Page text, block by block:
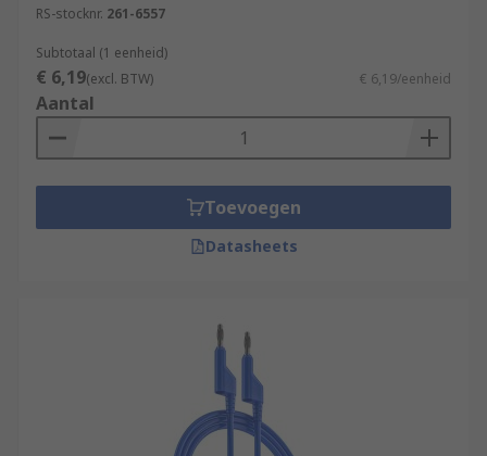
RS-stocknr. 261-6557
Subtotaal (1 eenheid)
€ 6,19(excl. BTW) € 6,19/eenheid
Aantal
Toevoegen
Datasheets